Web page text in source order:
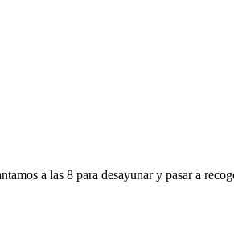
a las 8 para desayunar y pasar a